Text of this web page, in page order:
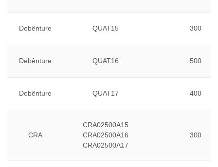
Debênture QUAT15 300
Debênture QUAT16 500
Debênture QUAT17 400
CRA
CRA02500A15
CRA02500A16
CRA02500A17
300